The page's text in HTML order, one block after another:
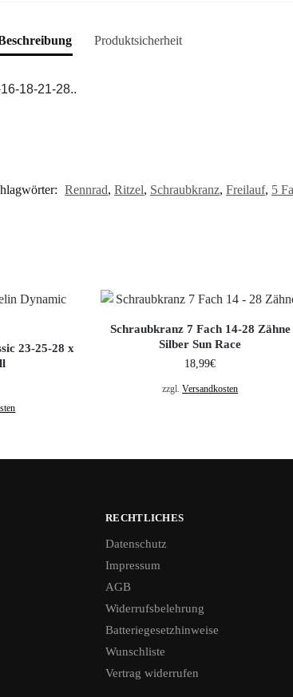
Produktsicherheit
18-21-28..
Rennrad, Ritzel, Schraubkranz, Freilauf, 5
23-25-28 x
Schraubkranz 7 Fach 14-28 Zähne
Silber Sun Race
18,99€
zzgl.Versandkosten
RECHTLICHES
Datenschutz
Impressum
AGB
Widerrufsbelehrung
Batteriegesetzhinweise
Wunschliste
Vertrag widerrufen